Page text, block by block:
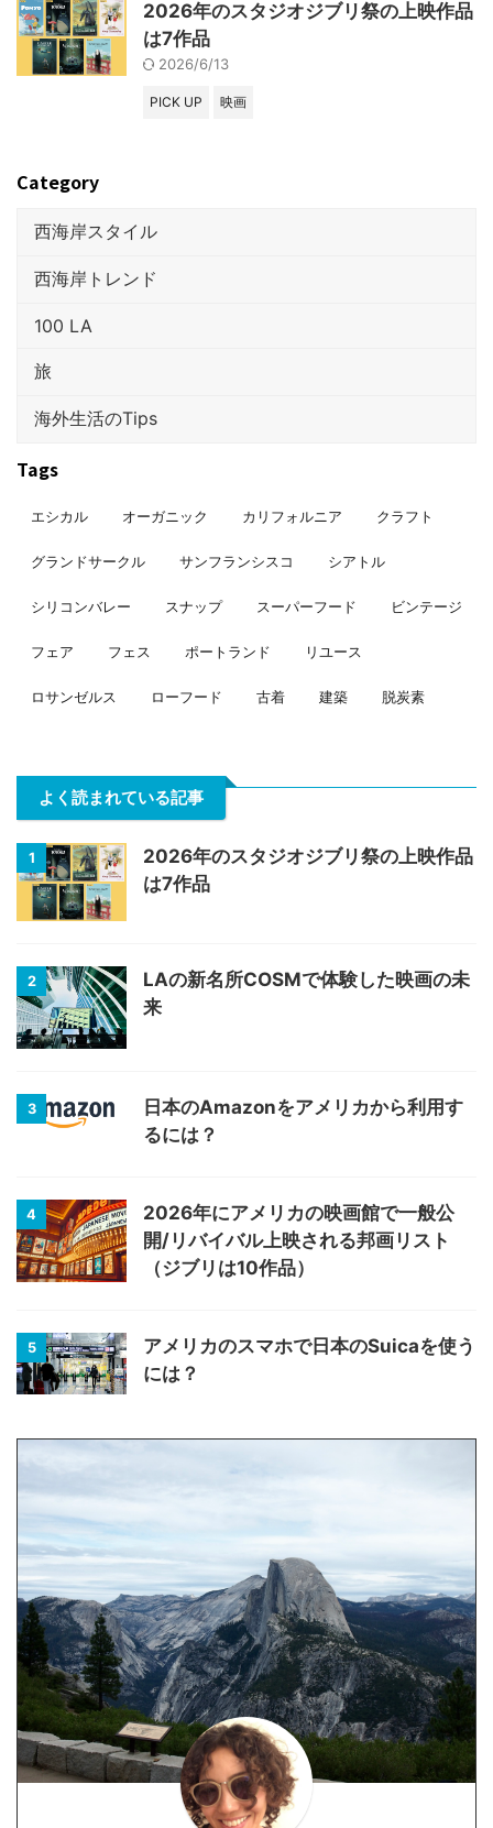
2026年のスタジオジブリ祭の上映作品
は7作品
2026/6/13
PICK UP 映画
Category
西海岸スタイル
西海岸トレンド
100 LA
旅
海外生活のTips
Tags
エシカル オーガニック カリフォルニア クラフト
グランドサークル サンフランシスコ シアトル
シリコンバレー スナップ スーパーフード ビンテージ
フェア フェス ポートランド リユース
ロサンゼルス ローフード 古着 建築 脱炭素
よく読まれている記事
1
2026年のスタジオジブリ祭の上映作品
は7作品
2
LAの新名所COSMで体験した映画の未
来
3
日本のAmazonをアメリカから利用す
るには？
4
2026年にアメリカの映画館で一般公
開/リバイバル上映される邦画リスト
（ジブリは10作品）
5
アメリカのスマホで日本のSuicaを使う
には？